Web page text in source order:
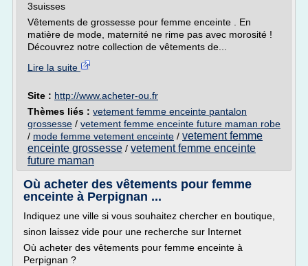
3suisses
Vêtements de grossesse pour femme enceinte . En
matière de mode, maternité ne rime pas avec morosité !
Découvrez notre collection de vêtements de...
Lire la suite
Site : http://www.acheter-ou.fr
Thèmes liés : vetement femme enceinte pantalon
grossesse / vetement femme enceinte future maman robe
/ mode femme vetement enceinte / vetement femme
enceinte grossesse / vetement femme enceinte
future maman
Où acheter des vêtements pour femme
enceinte à Perpignan ...
Indiquez une ville si vous souhaitez chercher en boutique,
sinon laissez vide pour une recherche sur Internet
Où acheter des vêtements pour femme enceinte à
Perpignan ?